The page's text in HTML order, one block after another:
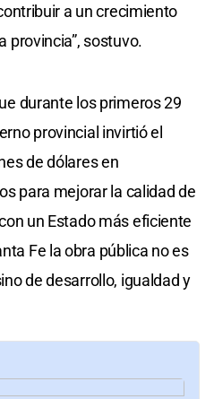
a un crecimiento
provincia”, sostuvo.
durante los primeros 29
provincial invirtió el
de dólares en
para mejorar la calidad de
un Estado más eficiente
Fe la obra pública no es
de desarrollo, igualdad y